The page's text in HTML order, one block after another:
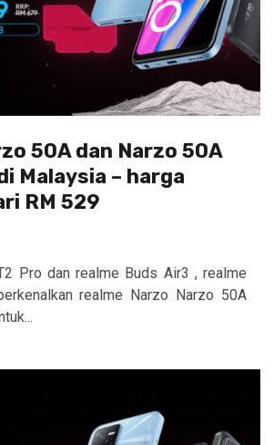
50A dan Narzo 50A
Malaysia – harga
RM 529
Pro dan realme Buds Air3 , realme
realme Narzo Narzo 50A